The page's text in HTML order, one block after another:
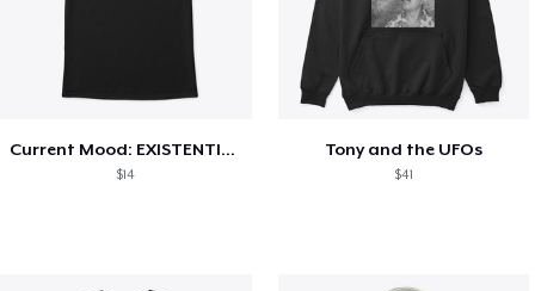
Current Mood: EXISTENTIAL CRISIS
$14
Tony and the UFOs
$41